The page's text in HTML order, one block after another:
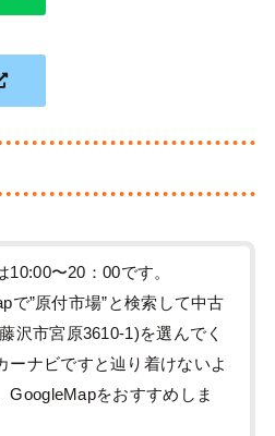
10:00〜20：00です。
で”原付市場”と検索して中古
沢市宮原3610-1)を選んでく
ーナビですと辿り着けないよ
GoogleMapをおすすめしま